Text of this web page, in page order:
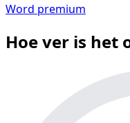
Word premium
Hoe ver is het